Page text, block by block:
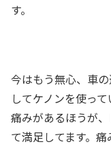
す。
今はもう無心、車
してケノンを使っ
痛みがあるほうが
て満足してます。痛